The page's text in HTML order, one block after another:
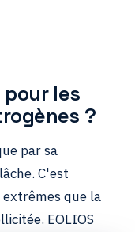
pour les
?
par sa
C'est
que la
EOLIOS